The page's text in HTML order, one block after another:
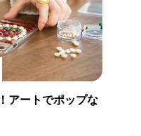
アートでポップな